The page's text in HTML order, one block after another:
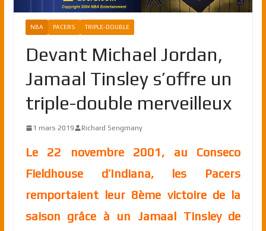
NBA PACERS TRIPLE-DOUBLE
Devant Michael Jordan,
Jamaal Tinsley s’offre un
triple-double merveilleux
1 mars 2019 Richard Sengmany
Le 22 novembre 2001, au Conseco
Fieldhouse d’Indiana, les Pacers
remportaient leur 8ème victoire de la
saison grâce à un Jamaal Tinsley de